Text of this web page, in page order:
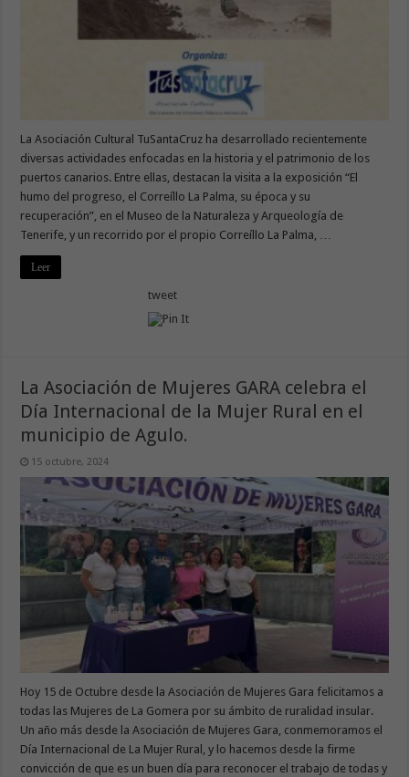
La Asociación Cultural TuSantaCruz ha desarrollado recientemente
diversas actividades enfocadas en la historia y el patrimonio de los
puertos canarios. Entre ellas, destacan la visita a la exposición “El
humo del progreso, el Correíllo La Palma, su época y su
recuperación”, en el Museo de la Naturaleza y Arqueología de
Tenerife, y un recorrido por el propio Correíllo La Palma, …
Leer
tweet
La Asociación de Mujeres GARA celebra el
Día Internacional de la Mujer Rural en el
municipio de Agulo.
15 octubre, 2024
Hoy 15 de Octubre desde la Asociación de Mujeres Gara felicitamos a
todas las Mujeres de La Gomera por su ámbito de ruralidad insular.
Un año más desde la Asociación de Mujeres Gara, conmemoramos el
Día Internacional de La Mujer Rural, y lo hacemos desde la firme
convicción de que es un buen día para reconocer el trabajo de todas y